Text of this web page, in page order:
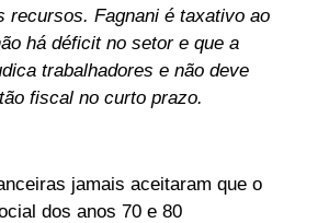
recursos. Fagnani é taxativo ao
há déficit no setor e que a
trabalhadores e não deve
fiscal no curto prazo.
jamais aceitaram que o
dos anos 70 e 80